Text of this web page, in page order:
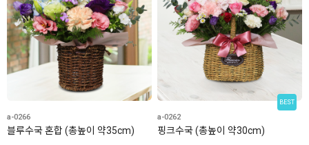
a-0266
블루수국 혼합 (총높이 약35cm)
BEST
a-0262
핑크수국 (총높이 약30cm)